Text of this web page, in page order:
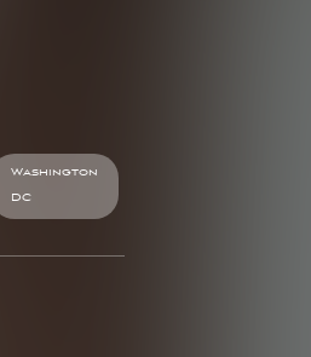
Washington
DC